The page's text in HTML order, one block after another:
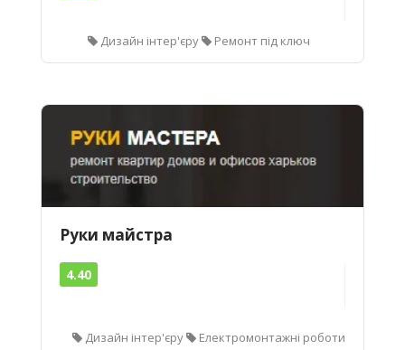
Дизайн інтер'єру Ремонт під ключ
Руки майстра
4.40
Дизайн інтер'єру
Електромонтажні роботи